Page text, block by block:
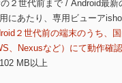
２世代前まで / Android最新
にあたり、専用ビューア
２世代前の端末のうち、
、Nexusなど）にて動作確
102 MB以上